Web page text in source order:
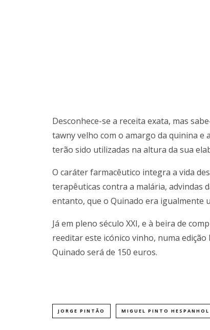
Desconhece-se a receita exata, mas
tawny velho com o amargo da quinina e
terão sido utilizadas na altura da sua
O caráter farmacêutico integra a vida
terapêuticas contra a malária, advindas
entanto, que o Quinado era igualmente
Já em pleno século XXI, e à beira de
reeditar este icónico vinho, numa
Quinado será de 150 euros.
JORGE PINTÃO MIGUEL PINTO HESPANHOL